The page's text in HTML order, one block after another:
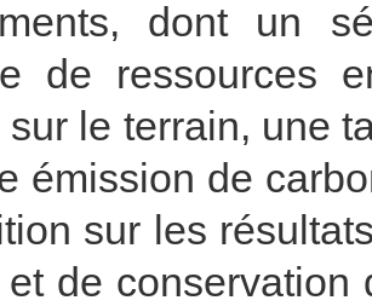
dont un
de ressources
le terrain, une
émission de
sur les
et de